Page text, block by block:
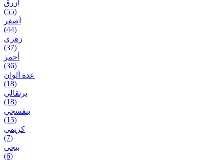
أزرق
(55)
أصفر
(44)
زهري
(37)
أحمر
(36)
عدة ألوان
(18)
برتقالي
(18)
بنفسجي
(15)
کریمی
(7)
بيجی
(6)